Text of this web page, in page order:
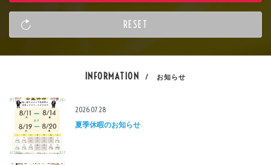
INFORMATION / お知らせ
2026.07.28
夏季休暇のお知らせ